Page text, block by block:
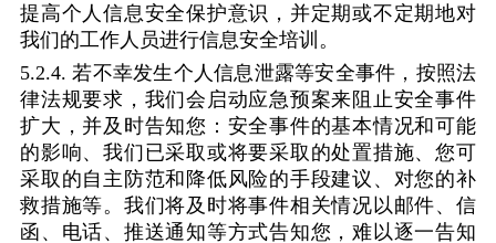
提高个人信息安全保护意识，并定期或不定期地对
我们的工作人员进行信息安全培训。
5.2.4.若不幸发生个人信息泄露等安全事件，按照法
律法规要求，我们会启动应急预案来阻止安全事件
扩大，并及时告知您：安全事件的基本情况和可能
的影响、我们已采取或将要采取的处置措施、您可
采取的自主防范和降低风险的手段建议、对您的补
救措施等。我们将及时将事件相关情况以邮件、信
函、电话、推送通知等方式告知您，难以逐一告知